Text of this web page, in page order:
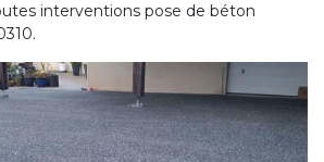
interventions pose de béton